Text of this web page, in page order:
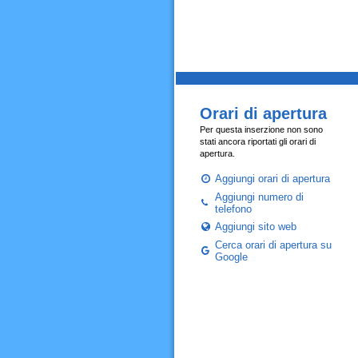
Orari di apertura
Per questa inserzione non sono
stati ancora riportati gli orari di
apertura.
Aggiungi orari di apertura
Aggiungi numero di
telefono
Aggiungi sito web
Cerca orari di apertura su
Google